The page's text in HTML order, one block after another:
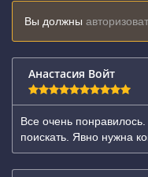
Вы должны
Анастасия Войт
Все очень понравилось.
поискать. Явно нужна